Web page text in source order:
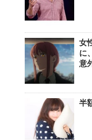
女
に
意
半